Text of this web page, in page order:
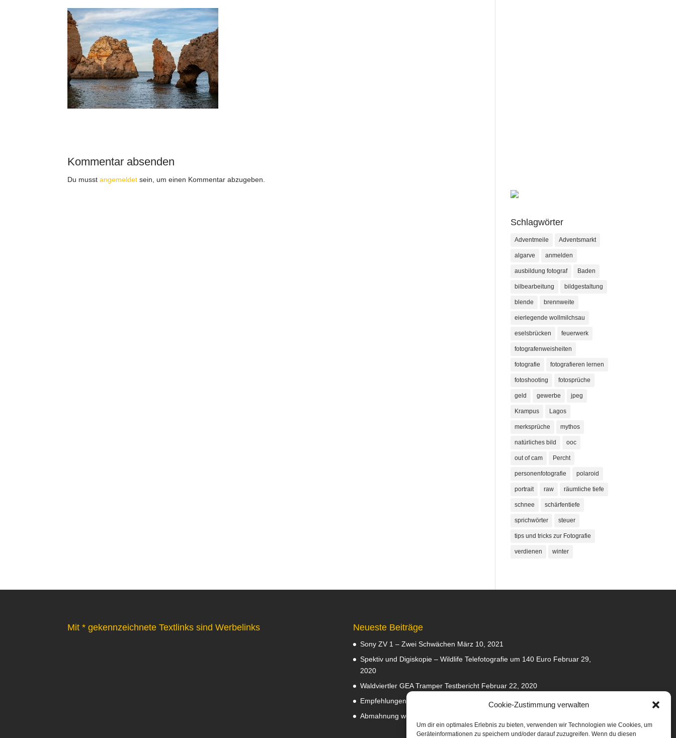
Cookie-Zustimmung verwalten
Um dir ein optimales Erlebnis zu bieten, verwenden wir Technologien wie Cookies, um
Geräteinformationen zu speichern und/oder darauf zuzugreifen. Wenn du diesen
Kommentar absenden
Du musstangemeldet sein, um einen Kommentar abzugeben.
Schlagwörter
Adventmeile Adventsmarkt
algarve anmelden
ausbildung fotograf Baden
bilbearbeitung bildgestaltung
blende brennweite
eierlegende wollmilchsau
eselsbrücken feuerwerk
fotografenweisheiten
fotografie fotografieren lernen
fotoshooting fotosprüche
geld gewerbe jpeg
Krampus Lagos
merksprüche mythos
natürliches bild ooc
out of cam Percht
personenfotografie polaroid
portrait raw räumliche tiefe
schnee schärfentiefe
sprichwörter steuer
tips und tricks zur Fotografie
verdienen winter
Mit * gekennzeichnete Textlinks sind Werbelinks Neueste Beiträge
Sony ZV 1 – Zwei Schwächen März 10, 2021
Spektiv und Digiskopie – Wildlife Telefotografie um 140 Euro Februar 29,
2020
Waldviertler GEA Tramper Testbericht Februar 22, 2020
Empfehlungen
Abmahnung wegen Fotos